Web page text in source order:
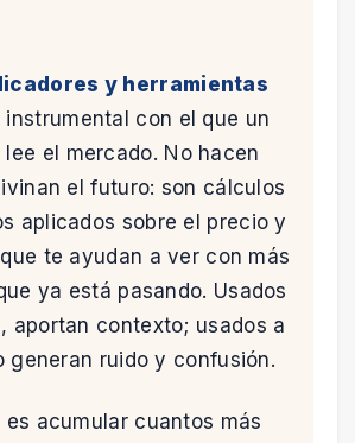
y herramientas
instrumental con el que un
el mercado. No hacen
el futuro: son cálculos
aplicados sobre el precio y
te ayudan a ver con más
ya está pasando. Usados
aportan contexto; usados a
generan ruido y confusión.
es acumular cuantos más